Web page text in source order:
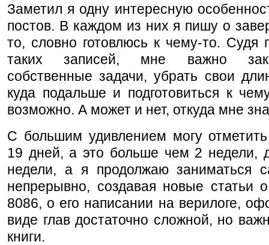
Заметил я одну интересную
постов. В каждом из них я пишу о
то, словно готовлюсь к чему-то. Судя
таких записей, мне важно
собственные задачи, убрать свои
куда подальше и подготовиться к
возможно. А может и нет, откуда мне
С большим удивлением могу
19 дней, а это больше чем 2 недели,
недели, а я продолжаю заниматься
непрерывно, создавая новые статьи
8086, о его написании на верилоге,
виде глав достаточно сложной, но
книги.